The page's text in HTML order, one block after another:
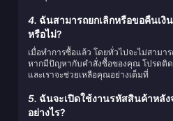
4. ฉันสามารถยกเลิกหรือขอคืนเ
หรือไม่?
เมื่อทำการซื้อแล้ว โดยทั่วไปจะไม่สามา
หากมีปัญหากับคำสั่งซื้อของคุณ โปรดติ
และเราจะช่วยเหลือคุณอย่างเต็มที่
5. ฉันจะเปิดใช้งานรหัสสินค้าหลัง
อย่างไร?